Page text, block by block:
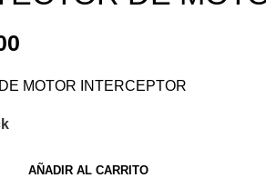
MOTOR INTERCEPTOR
AÑADIR AL CARRITO